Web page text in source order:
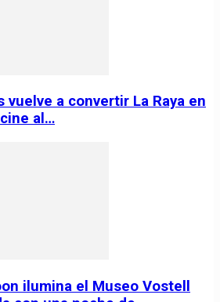
vuelve a convertir La Raya en
al…
ilumina el Museo Vostell